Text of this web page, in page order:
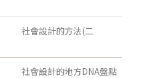
社會設計的方法(二
社會設計的地方DNA盤點